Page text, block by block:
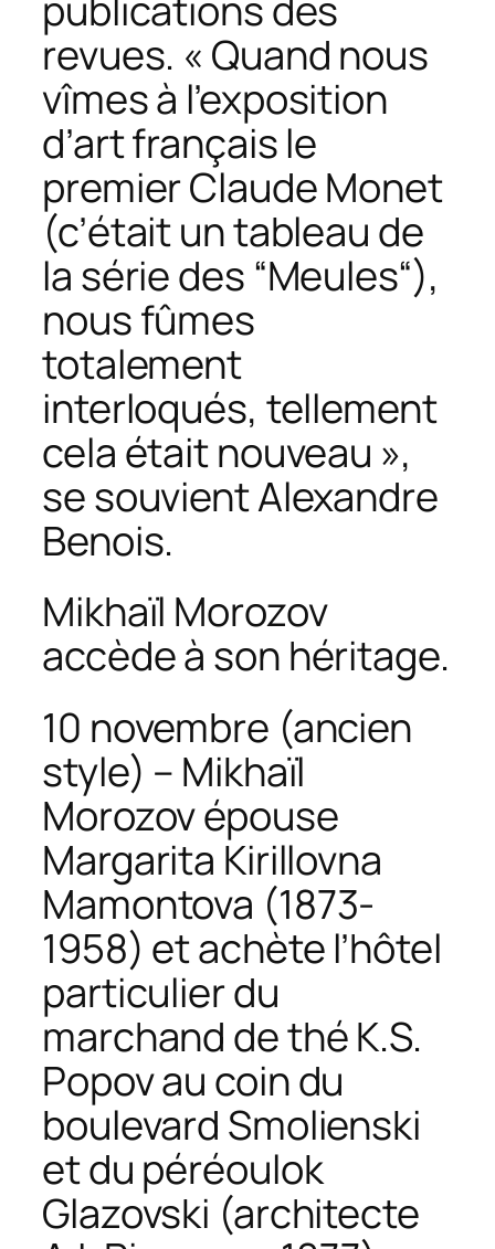
revues. « Quand nous
vîmes à l’exposition
d’art français le
premier Claude Monet
(c’était un tableau de
la série des “Meules“),
nous fûmes
totalement
interloqués, tellement
cela était nouveau »,
se souvient Alexandre
Benois.
Mikhaïl Morozov
accède à son héritage.
10 novembre (ancien
style) – Mikhaïl
Morozov épouse
Margarita Kirillovna
Mamontova (1873-
1958) et achète l’hôtel
particulier du
marchand de thé K.S.
Popov au coin du
boulevard Smolienski
et du péréoulok
Glazovski (architecte